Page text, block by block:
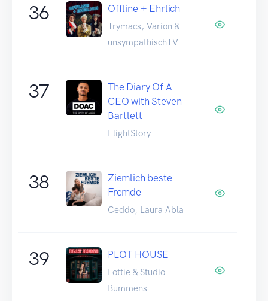
36 Offline + Ehrlich
Trymacs, Varion &
unsympathischTV
37
The Diary Of A
CEO with Steven
Bartlett
FlightStory
38
Ziemlich beste
Fremde
Ceddo, Laura Abla
39 PLOT HOUSE
Lottie & Studio
Bummens